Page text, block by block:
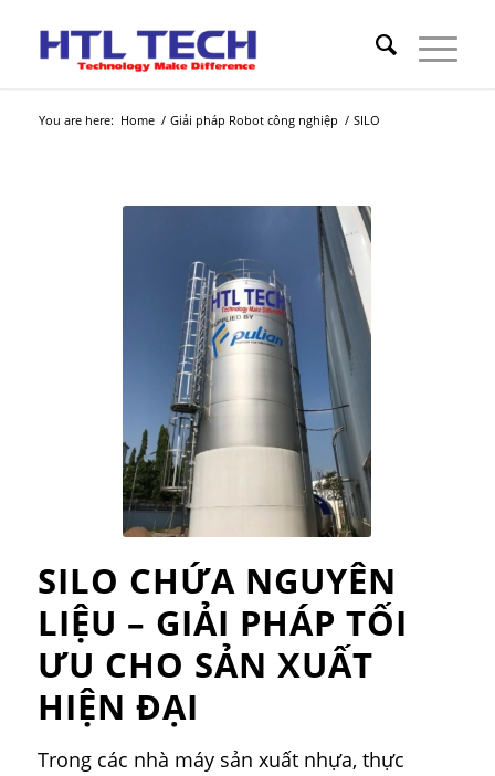
You are here: Home / Giải pháp Robot công nghiệp / SILO
SILO CHỨA NGUYÊN
LIỆU – GIẢI PHÁP TỐI
ƯU CHO SẢN XUẤT
HIỆN ĐẠI
Trong các nhà máy sản xuất nhựa, thực